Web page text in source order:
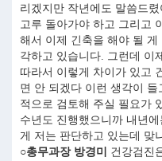
리겠지만 작년에도 말씀드
고루 돌아가야 하고 그리고
해서 이제 긴축을 해야 될
각하고 있습니다. 그런데 이
따라서 이렇게 차이가 있고
면 안 되겠다 이런 생각이
적으로 검토해 주실 필요가
수년도 진행했으니까 내년
게 저는 판단하고 있는데 맞
○총무과장 방경미
건강검진